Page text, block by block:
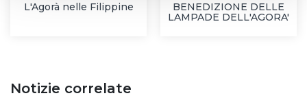
L'Agorà nelle Filippine
BENEDIZIONE DELLE
LAMPADE DELL'AGORA'
Notizie correlate